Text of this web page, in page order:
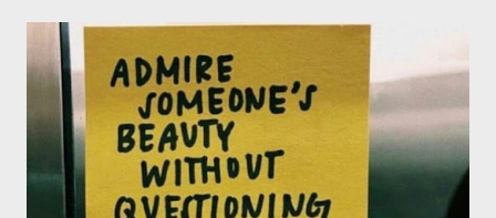
atât și să îmi văd de excursia mea. Nu sunt singura și nici ultima
fată care pleacă singură undeva și tot citeam fel și fel de articole
și mă gândeam cum au curaj. Eu am plecat singură, momentan,
doar aici la noi, dar mă gândesc, după toată pandemia și nebunia
asta care nu știu cât va mai dura, să încerc să plec și mai departe
de România. Bun, ceea ce urmează să vă spun probabil ați mai